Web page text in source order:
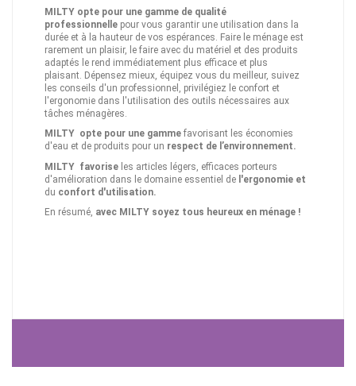
MILTY opte pour une gamme de qualité
professionnelle pour vous garantir une utilisation dans la
durée et à la hauteur de vos espérances. Faire le ménage est
rarement un plaisir, le faire avec du matériel et des produits
adaptés le rend immédiatement plus efficace et plus
plaisant. Dépensez mieux, équipez vous du meilleur, suivez
les conseils d'un professionnel, privilégiez le confort et
l'ergonomie dans l'utilisation des outils nécessaires aux
tâches ménagères.
MILTY opte pour une gamme favorisant les économies
d'eau et de produits pour un respect de l’environnement.
MILTY favorise les articles légers, efficaces porteurs
d'amélioration dans le domaine essentiel de l'ergonomie et
du confort d'utilisation.
En résumé, avec MILTY soyez tous heureux en ménage !